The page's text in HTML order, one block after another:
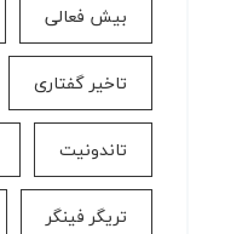
بیش فعالی
تاخیر گفتاری
تاندونیت
تریگر فینگر